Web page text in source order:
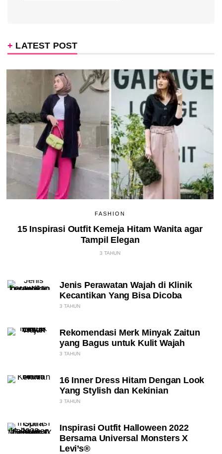
LATEST POST
FASHION
15 Inspirasi Outfit Kemeja Hitam Wanita agar
Tampil Elegan
3 TAHUN
Jenis Perawatan Wajah di Klinik
Kecantikan Yang Bisa Dicoba
3 TAHUN
Rekomendasi Merk Minyak Zaitun
yang Bagus untuk Kulit Wajah
3 TAHUN
16 Inner Dress Hitam Dengan Look
Yang Stylish dan Kekinian
3 TAHUN
Inspirasi Outfit Halloween 2022
Bersama Universal Monsters X
Levi’s®